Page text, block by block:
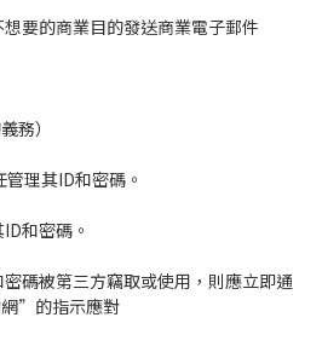
要的商業目的發送商業電子郵件
務）
理其ID和密碼。
和密碼。
碼被第三方竊取或使用，則應立即通
”的指示應對